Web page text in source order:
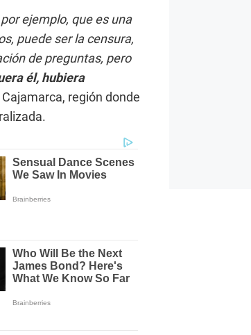
ejemplo, que es una
puede ser la censura,
de preguntas, pero
él, hubiera
región donde